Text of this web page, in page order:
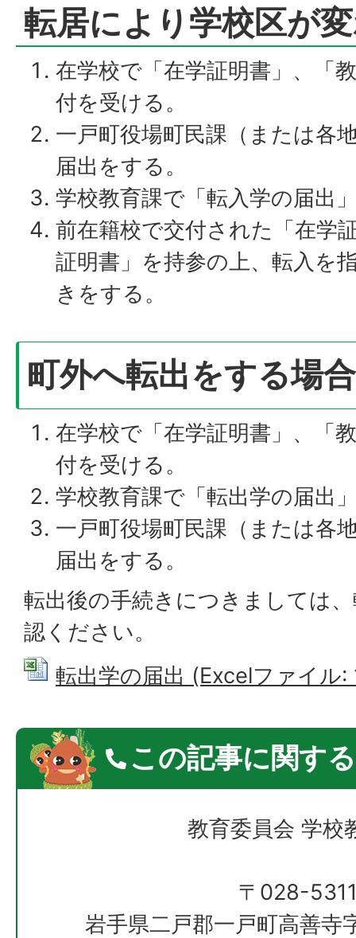
転居により学校区が
在学校で「在学証明書」、「
付を受ける。
一戸町役場町民課（または各
届出をする。
学校教育課で「転入学の届出
前在籍校で交付された「在学
証明書」を持参の上、転入を
きをする。
町外へ転出をする場合
在学校で「在学証明書」、「
付を受ける。
学校教育課で「転出学の届出
一戸町役場町民課（または各
届出をする。
転出後の手続きにつきましては
認ください。
転出学の届出 (Excelファイル:
この記事に関す
教育委員会 学校
〒028-
岩手県二戸郡一戸町高善寺